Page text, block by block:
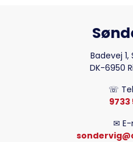
Badevej
DK-6950
☏
9733
✉